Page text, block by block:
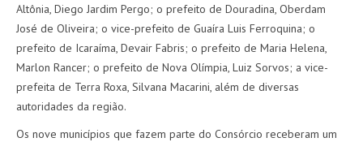
Altônia, Diego Jardim Pergo; o prefeito de Douradina, Oberdam
José de Oliveira; o vice-prefeito de Guaíra Luis Ferroquina; o
prefeito de Icaraíma, Devair Fabris; o prefeito de Maria Helena,
Marlon Rancer; o prefeito de Nova Olímpia, Luiz Sorvos; a vice-
prefeita de Terra Roxa, Silvana Macarini, além de diversas
autoridades da região.
Os nove municípios que fazem parte do Consórcio receberam um